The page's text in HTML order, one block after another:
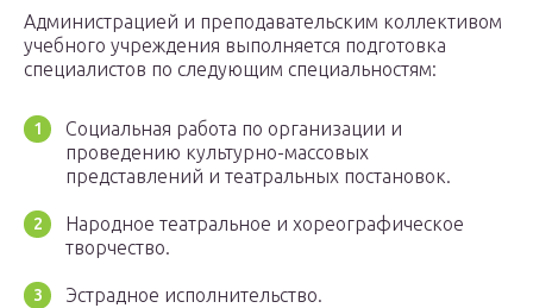
Администрацией и преподавательским коллективом
учебного учреждения выполняется подготовка
специалистов по следующим специальностям:
Социальная работа по организации и
проведению культурно-массовых
представлений и театральных постановок.
Народное театральное и хореографическое
творчество.
Эстрадное исполнительство.